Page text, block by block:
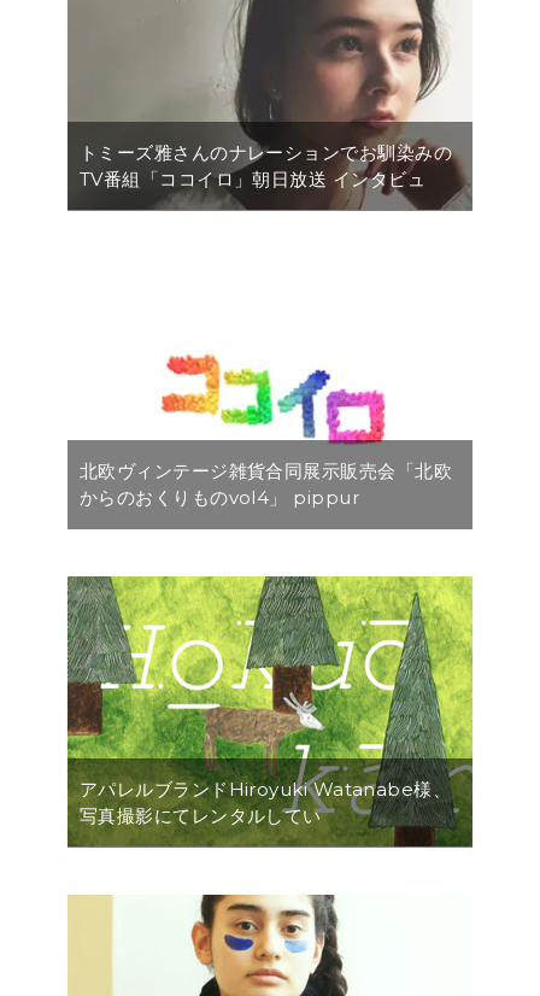
トミーズ雅さんのナレーションでお馴染みの
TV番組「ココイロ」朝日放送 インタビュ
北欧ヴィンテージ雑貨合同展示販売会「北欧
からのおくりものvol4」 pippur
アパレルブランドHiroyuki Watanabe様、
写真撮影にてレンタルしてい